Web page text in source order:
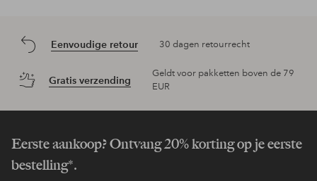
Eenvoudige retour 30 dagen retourrecht
Gratis verzending
Geldt voor pakketten boven de 79
EUR
Eerste aankoop? Ontvang 20% korting op je eerste
bestelling*.